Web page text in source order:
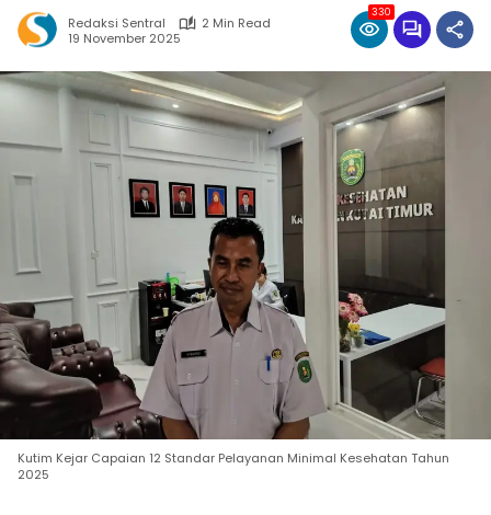
Redaksi Sentral
2 Min Read
19 November 2025
330
Kutim Kejar Capaian 12 Standar Pelayanan Minimal Kesehatan Tahun
2025